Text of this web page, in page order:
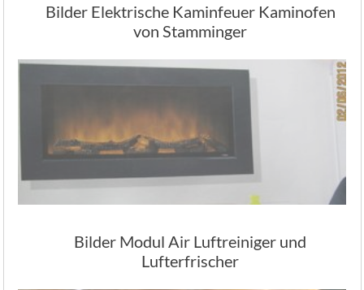
Bilder Elektrische Kaminfeuer Kaminofen
von Stamminger
Bilder Modul Air Luftreiniger und
Lufterfrischer